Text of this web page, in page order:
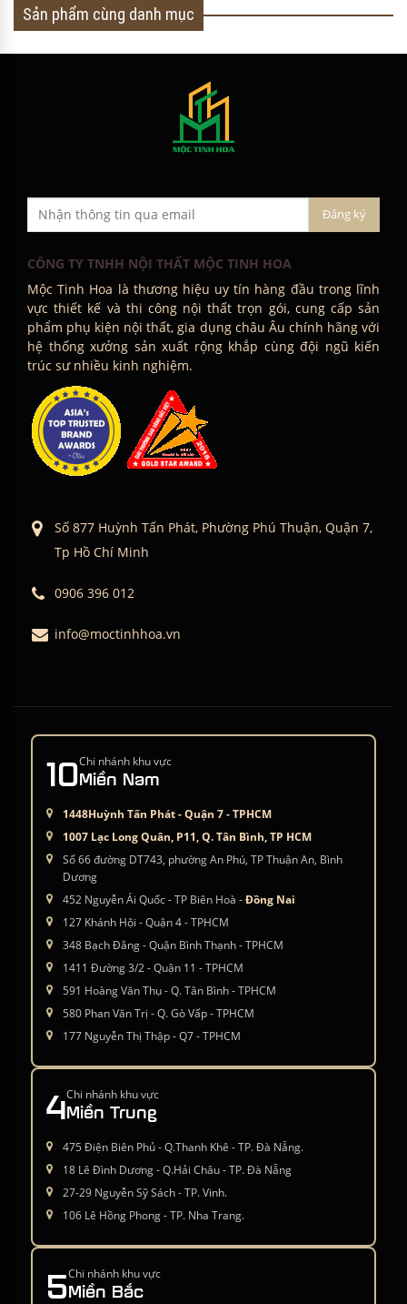
Sản phẩm cùng danh mục
CÔNG TY TNHH NỘI THẤT MỘC TINH HOA
Mộc Tinh Hoa là thương hiệu uy tín hàng đầu trong lĩnh
vực thiết kế và thi công nội thất trọn gói, cung cấp sản
phẩm phụ kiện nội thất, gia dụng châu Âu chính hãng với
hệ thống xưởng sản xuất rộng khắp cùng đội ngũ kiến
trúc sư nhiều kinh nghiệm.
Số 877 Huỳnh Tấn Phát, Phường Phú Thuận, Quận 7,
Tp Hồ Chí Minh
0906 396 012
info@moctinhhoa.vn
10Chi nhánh khu vực
Miền Nam
1448Huỳnh Tấn Phát - Quận 7 - TPHCM
1007 Lạc Long Quân, P11, Q. Tân Bình, TP HCM
Số 66 đường DT743, phường An Phú, TP Thuận An, Bình
Dương
452 Nguyễn Ái Quốc - TP Biên Hoà -Đồng Nai
127 Khánh Hội - Quận 4 - TPHCM
348 Bạch Đằng - Quận Bình Thạnh - TPHCM
1411 Đường 3/2 - Quận 11 - TPHCM
591 Hoàng Văn Thụ - Q. Tân Bình - TPHCM
580 Phan Văn Trị - Q. Gò Vấp - TPHCM
177 Nguyễn Thị Thập - Q7 - TPHCM
4Chi nhánh khu vực
Miền Trung
475 Điện Biên Phủ - Q.Thanh Khê - TP. Đà Nẵng.
18 Lê Đình Dương - Q.Hải Châu - TP. Đà Nẵng
27-29 Nguyễn Sỹ Sách - TP. Vinh.
106 Lê Hồng Phong - TP. Nha Trang.
5Chi nhánh khu vực
Miền Bắc